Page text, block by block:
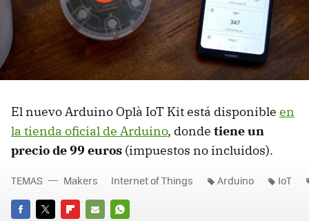
El nuevo Arduino Oplà IoT Kit está disponible en
la tienda oficial de Arduino, donde tiene un
precio de 99 euros (impuestos no incluidos).
TEMAS Makers Internet of Things Arduino IoT